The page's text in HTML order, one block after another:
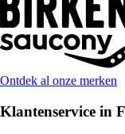
Ontdek al onze merken
Klantenservice in